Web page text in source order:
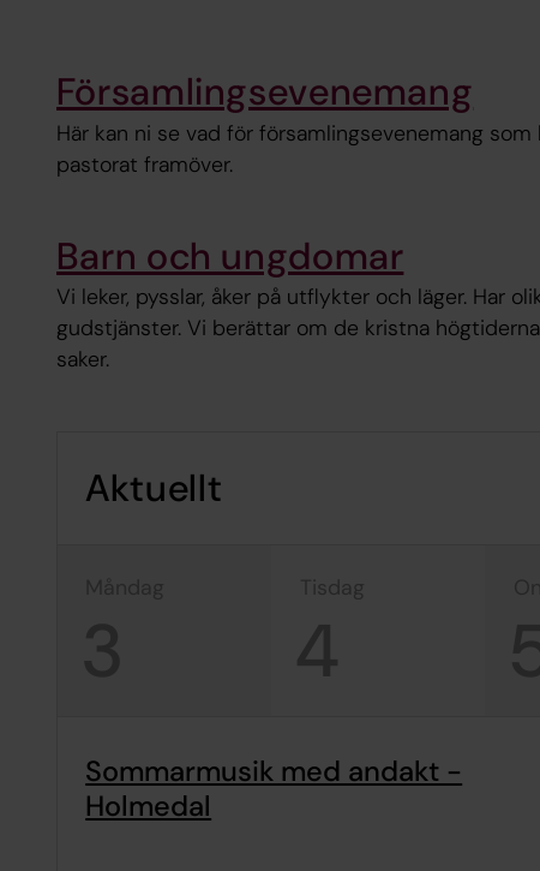
Församlingsevenemang
Här kan ni se vad för församlingsevenemang
pastorat framöver.
Barn och ungdomar
Vi leker, pysslar, åker på utflykter och läger. Har
gudstjänster. Vi berättar om de kristna
saker.
Aktuellt
tisdag
4
Sommarmusik med andakt -
Holmedal